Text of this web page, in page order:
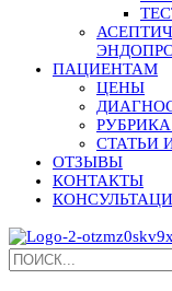
ПАЦИЕНТАМ
ЦЕНЫ
СТАТЬИ
ОТЗЫВЫ
КОНТАКТЫ